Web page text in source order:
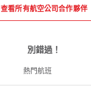
查看所有航空公司合作夥伴
別錯過！
熱門航班